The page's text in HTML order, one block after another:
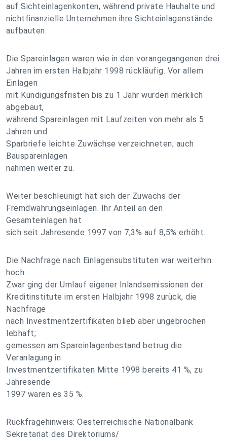
auf Sichteinlagenkonten, während private Hauhalte und
nichtfinanzielle Unternehmen ihre Sichteinlagenstände
aufbauten.
Die Spareinlagen waren wie in den vorangegangenen drei
Jahren im ersten Halbjahr 1998 rückläufig. Vor allem
Einlagen
mit Kündigungsfristen bis zu 1 Jahr wurden merklich
abgebaut,
während Spareinlagen mit Laufzeiten von mehr als 5
Jahren und
Sparbriefe leichte Zuwächse verzeichneten; auch
Bauspareinlagen
nahmen weiter zu.
Weiter beschleunigt hat sich der Zuwachs der
Fremdwährungseinlagen. Ihr Anteil an den
Gesamteinlagen hat
sich seit Jahresende 1997 von 7,3% auf 8,5% erhöht.
Die Nachfrage nach Einlagensubstituten war weiterhin
hoch:
Zwar ging der Umlauf eigener Inlandsemissionen der
Kreditinstitute im ersten Halbjahr 1998 zurück, die
Nachfrage
nach Investmentzertifikaten blieb aber ungebrochen
lebhaft;
gemessen am Spareinlagenbestand betrug die
Veranlagung in
Investmentzertifikaten Mitte 1998 bereits 41 %, zu
Jahresende
1997 waren es 35 %.
Rückfragehinweis: Oesterreichische Nationalbank
Sekretariat des Direktoriums/